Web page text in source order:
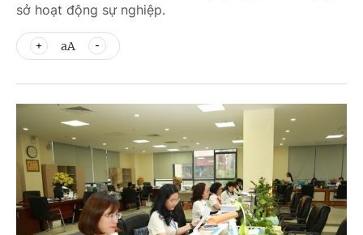
sở hoạt động sự nghiệp.
aA